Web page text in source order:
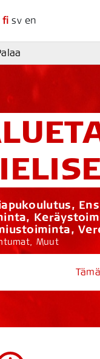
fi sv en
Muut